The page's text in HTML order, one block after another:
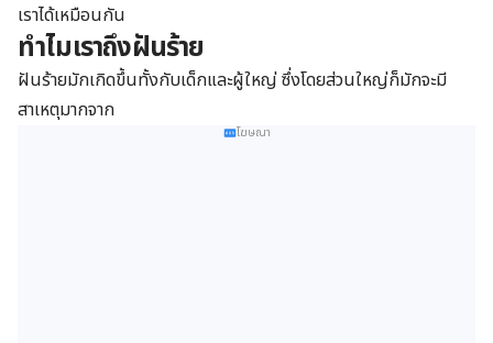
เราได้เหมือนกัน
ทำไมเราถึงฝันร้าย
ฝันร้ายมักเกิดขึ้นทั้งกับเด็กและผู้ใหญ่ ซึ่งโดยส่วนใหญ่ก็มักจะมี
สาเหตุมากจาก
โฆษณา